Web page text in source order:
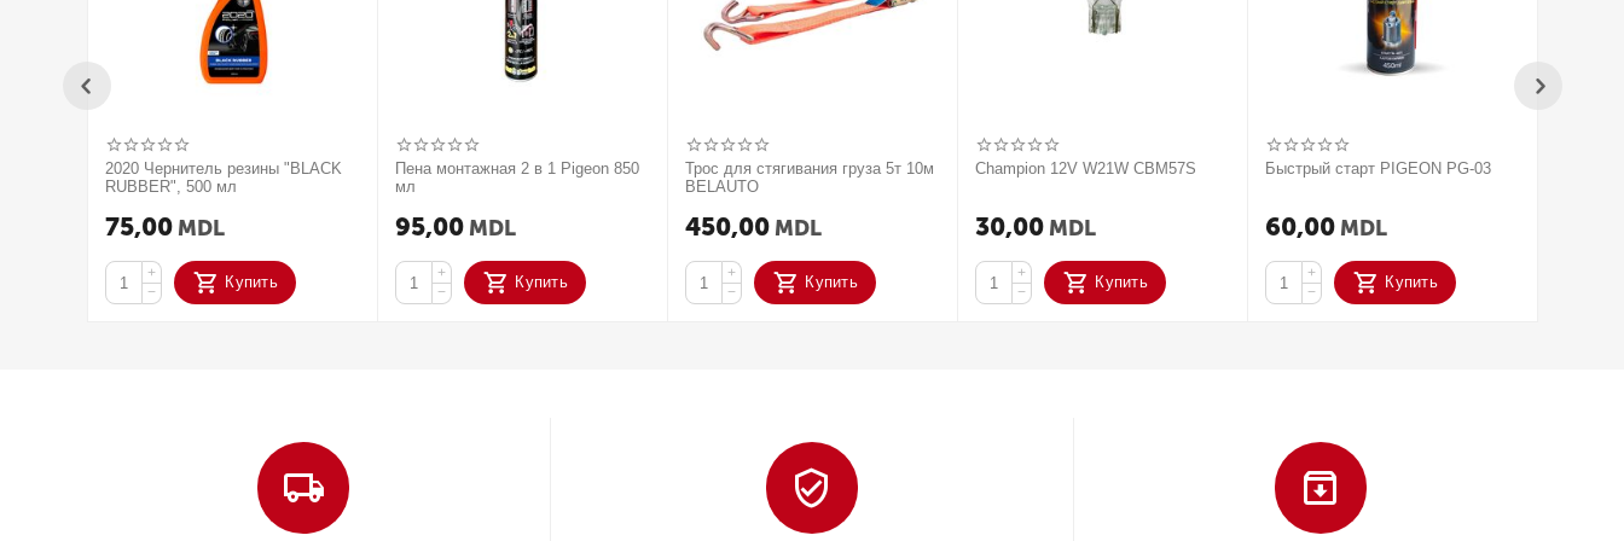
2020 Чернитель резины "BLACK
RUBBER", 500 мл
75,00 MDL
+
−
Купить
Пена монтажная 2 в 1 Pigeon 850
мл
95,00 MDL
+
−
Купить
Трос для стягивания груза 5т 10м
BELAUTO
450,00 MDL
+
−
Купить
Champion 12V W21W CBM57S
30,00 MDL
+
−
Купить
Быстрый старт PIGEON PG-03
60,00 MDL
+
−
Купить